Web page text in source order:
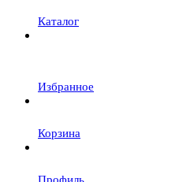
Каталог
Избранное
Корзина